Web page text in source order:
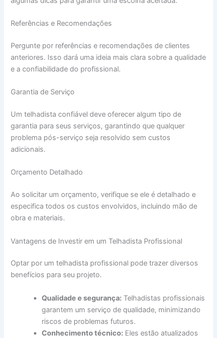
Referências e Recomendações
Pergunte por referências e recomendações de clientes
anteriores. Isso dará uma ideia mais clara sobre a qualidade
e a confiabilidade do profissional.
Garantia de Serviço
Um telhadista confiável deve oferecer algum tipo de
garantia para seus serviços, garantindo que qualquer
problema pós-serviço seja resolvido sem custos
adicionais.
Orçamento Detalhado
Ao solicitar um orçamento, verifique se ele é detalhado e
especifica todos os custos envolvidos, incluindo mão de
obra e materiais.
Vantagens de Investir em um Telhadista Profissional
Optar por um telhadista profissional pode trazer diversos
benefícios para seu projeto.
Qualidade e segurança: Telhadistas profissionais
garantem um serviço de qualidade, minimizando
riscos de problemas futuros.
Conhecimento técnico: Eles estão atualizados